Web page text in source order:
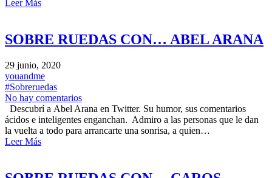
Leer Más
SOBRE RUEDAS CON… ABEL ARANA
29 junio, 2020
youandme
#Sobreruedas
No hay comentarios
Descubrí a Abel Arana en Twitter. Su humor, sus comentarios
ácidos e inteligentes enganchan. Admiro a las personas que le dan
la vuelta a todo para arrancarte una sonrisa, a quien…
Leer Más